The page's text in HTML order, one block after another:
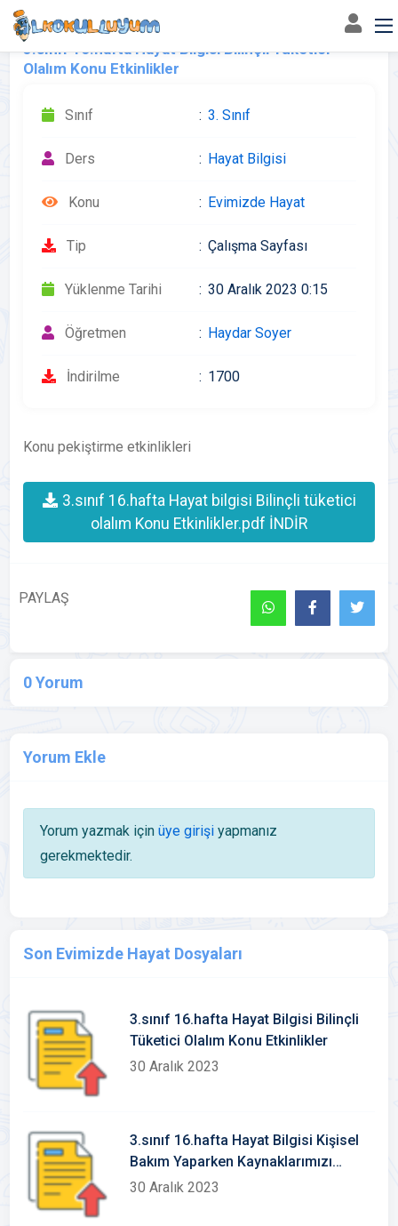
3.sınıf 16.hafta Hayat Bilgisi Bilinçli Tüketici
Olalım Konu Etkinlikler
Sınıf 3. Sınıf
Ders Hayat Bilgisi
Konu Evimizde Hayat
Tip Çalışma Sayfası
Yüklenme Tarihi 30 Aralık 2023 0:15
Öğretmen Haydar Soyer
İndirilme 1700
Konu pekiştirme etkinlikleri
3.sınıf 16.hafta Hayat bilgisi Bilinçli tüketici
olalım Konu Etkinlikler.pdf İNDİR
PAYLAŞ
0 Yorum
Yorum Ekle
Yorum yazmak için üye girişiyapmanız
gerekmektedir.
Son Evimizde Hayat Dosyaları
3.sınıf 16.hafta Hayat Bilgisi Bilinçli
Tüketici Olalım Konu Etkinlikler
30 Aralık 2023
3.sınıf 16.hafta Hayat Bilgisi Kişisel
Bakım Yaparken Kaynaklarımızı
Verimli Kullanalım Konu Etkinlikleri
30 Aralık 2023